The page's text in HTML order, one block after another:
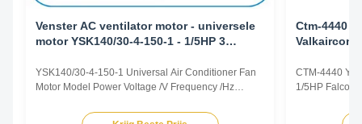
Venster AC ventilator motor - universele
motor YSK140/30-4-150-1 - 1/5HP 3
YSK140/30-4-150-1 Universal Air Conditioner Fan
Motor Model Power Voltage /V Frequency /Hz
6A 1/7HP 220/230 50/60 825/3 5KCP29TUE1195
Ctm-4440
CTM-4440
1/5HP Falcon